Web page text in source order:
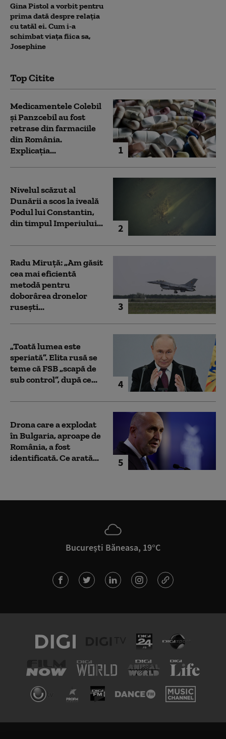
Gina Pistol a vorbit pentru
prima dată despre relația
cu tatăl ei. Cum i-a
schimbat viața fiica sa,
Josephine
Top Citite
1
Medicamentele Colebil
și Panzcebil au fost
retrase din farmaciile
din România.
Explicația...
2
Nivelul scăzut al
Dunării a scos la iveală
Podul lui Constantin,
din timpul Imperiului...
3
Radu Miruță: „Am găsit
cea mai eficientă
metodă pentru
doborârea dronelor
rusești...
4
„Toată lumea este
speriată”. Elita rusă se
teme că FSB „scapă de
sub control”, după ce...
5
Drona care a explodat
în Bulgaria, aproape de
România, a fost
identificată. Ce arată...
București Băneasa, 19°C